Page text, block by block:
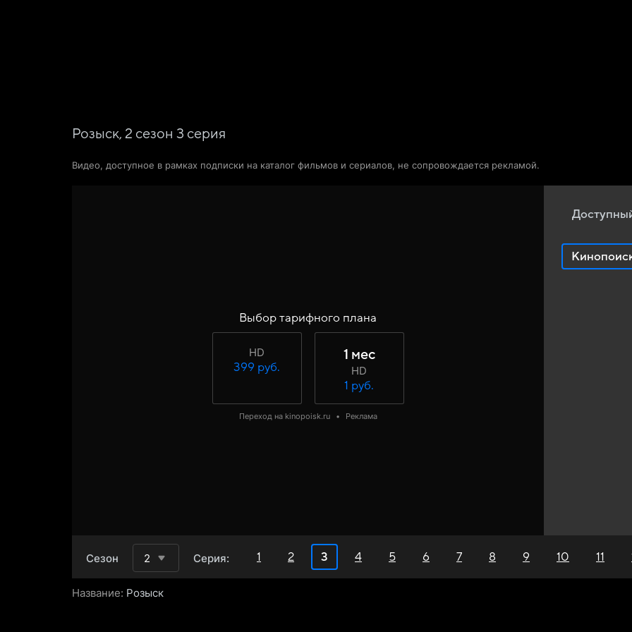
Розыск, 2 сезон 3 серия
Видео, доступное в рамках подписки на каталог фильмов и сериалов, не сопровождается рекламой.
Выбор тарифного плана
HD
399 руб.
1 мес
HD
1 руб.
Переход на kinopoisk.ru • Реклама
Сезон 2 Серия: 1 2 3 4 5 6 7 8 9 10 11
Название: Розыск